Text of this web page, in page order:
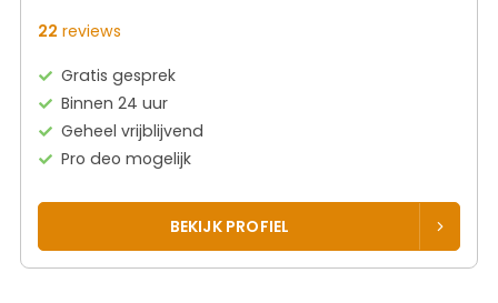
22 reviews
Gratis gesprek
Binnen 24 uur
Geheel vrijblijvend
Pro deo mogelijk
BEKIJK PROFIEL